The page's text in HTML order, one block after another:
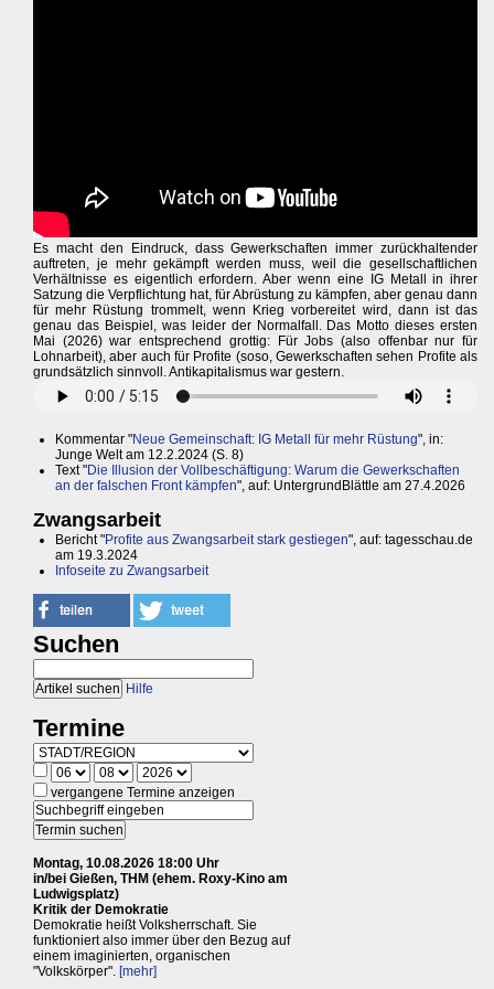
Es macht den Eindruck, dass Gewerkschaften immer zurückhaltender
auftreten, je mehr gekämpft werden muss, weil die gesellschaftlichen
Verhältnisse es eigentlich erfordern. Aber wenn eine IG Metall in ihrer
Satzung die Verpflichtung hat, für Abrüstung zu kämpfen, aber genau dann
für mehr Rüstung trommelt, wenn Krieg vorbereitet wird, dann ist das
genau das Beispiel, was leider der Normalfall. Das Motto dieses ersten
Mai (2026) war entsprechend grottig: Für Jobs (also offenbar nur für
Lohnarbeit), aber auch für Profite (soso, Gewerkschaften sehen Profite als
grundsätzlich sinnvoll. Antikapitalismus war gestern.
Kommentar "Neue Gemeinschaft: IG Metall für mehr Rüstung", in:
Junge Welt am 12.2.2024 (S. 8)
Text "Die Illusion der Vollbeschäftigung: Warum die Gewerkschaften
an der falschen Front kämpfen", auf: UntergrundBlättle am 27.4.2026
Zwangsarbeit
Bericht "Profite aus Zwangsarbeit stark gestiegen", auf: tagesschau.de
am 19.3.2024
Infoseite zu Zwangsarbeit
Suchen
Hilfe
Termine
vergangene Termine anzeigen
Montag, 10.08.2026 18:00 Uhr
in/bei Gießen, THM (ehem. Roxy-Kino am
Ludwigsplatz)
Kritik der Demokratie
Demokratie heißt Volksherrschaft. Sie
funktioniert also immer über den Bezug auf
einem imaginierten, organischen
"Volkskörper". [mehr]